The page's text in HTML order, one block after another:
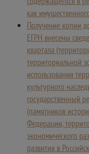
как
Получение копии
ЕГРН внесены
квартала
территориальной
использования
культурного
государственный
(памятников
Федерации,
экономического
развития в